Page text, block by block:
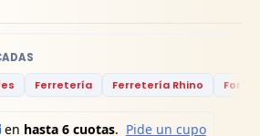
Ferretería Ferretería Rhino